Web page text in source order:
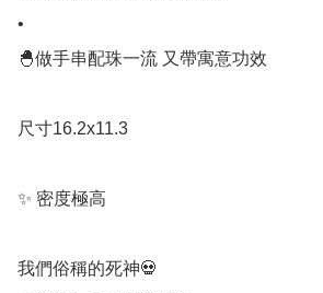
•
🐣做手串配珠一流 又帶寓意功效
尺寸16.2x11.3
✨ 密度極高
我們俗稱的死神💀